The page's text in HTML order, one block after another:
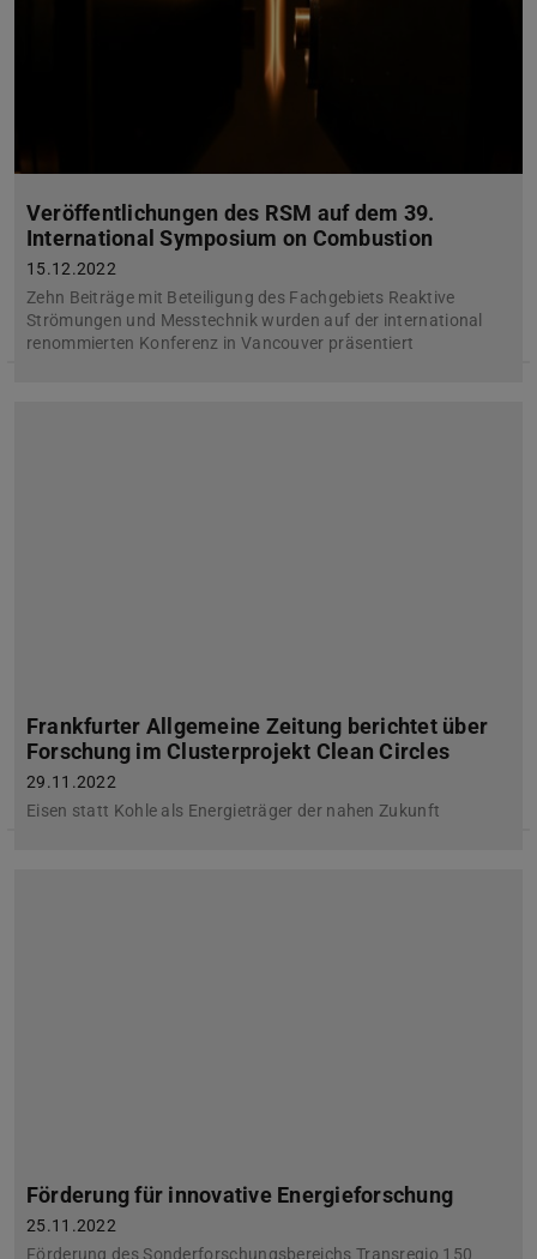
Veröffentlichungen des RSM auf dem 39.
International Symposium on Combustion
15.12.2022
Zehn Beiträge mit Beteiligung des Fachgebiets Reaktive
Strömungen und Messtechnik wurden auf der international
renommierten Konferenz in Vancouver präsentiert
Frankfurter Allgemeine Zeitung berichtet über
Forschung im Clusterprojekt Clean Circles
29.11.2022
Eisen statt Kohle als Energieträger der nahen Zukunft
Förderung für innovative Energieforschung
25.11.2022
Förderung des Sonderforschungsbereichs Transregio 150